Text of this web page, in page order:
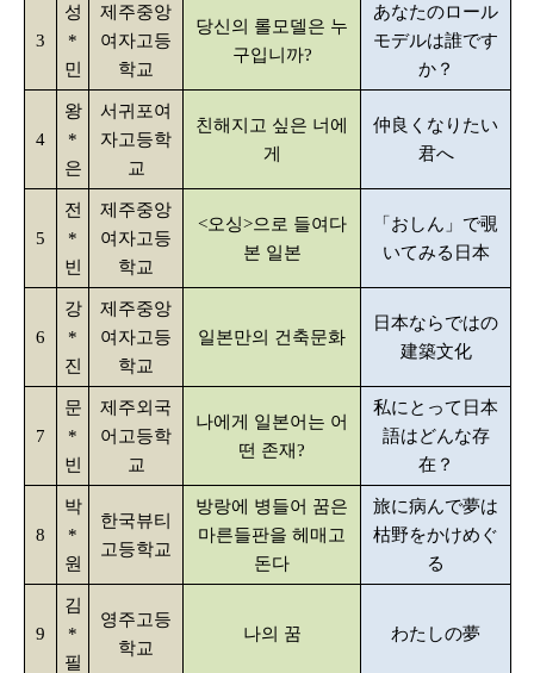
3
성
*
민
제주중앙
여자고등
학교
당신의 롤모델은 누
구입니까?
あなたのロール
モデルは誰です
か？
4
왕
*
은
서귀포여
자고등학
교
친해지고 싶은 너에
게
仲良くなりたい
君へ
5
전
*
빈
제주중앙
여자고등
학교
<오싱>으로 들여다
본 일본
「おしん」で覗
いてみる日本
6
강
*
진
제주중앙
여자고등
학교
일본만의 건축문화
日本ならではの
建築文化
7
문
*
빈
제주외국
어고등학
교
나에게 일본어는 어
떤 존재?
私にとって日本
語はどんな存
在？
8
박
*
원
한국뷰티
고등학교
방랑에 병들어 꿈은
마른들판을 헤매고
돈다
旅に病んで夢は
枯野をかけめぐ
る
9
김
*
필
영주고등
학교
나의 꿈 わたしの夢